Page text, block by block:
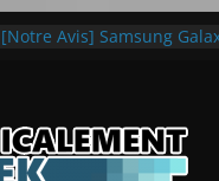
[Notre Avis] Samsung
[Notre Avis] Spy x Family:
LEGO dévoile la LEGO